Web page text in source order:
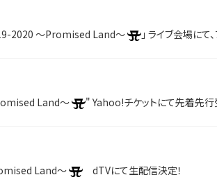
2020 ～Promised Land～ 」 ライブ会場にて、ファンク
Land～ " Yahoo!チケットにて先着先
Land～ dTVにて生配信決定！